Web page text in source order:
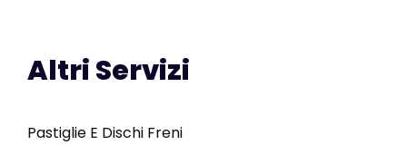
Altri Servizi
Pastiglie E Dischi Freni